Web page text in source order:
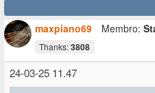
maxpiano69
Membro:
Thanks:3808
24-03-25 11.47